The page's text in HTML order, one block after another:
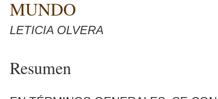
MUNDO
LETICIA OLVERA
Resumen